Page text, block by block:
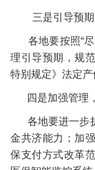
三是引导预期
各地要按照“尽
理引导预期，规
特别规定》法定产
四是加强管理，
各地要进一步
金共济能力；加
保支付方式改革